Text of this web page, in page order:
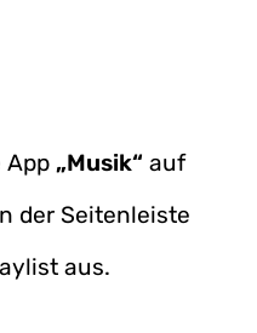
App „Musik“ auf
der Seitenleiste
aus.